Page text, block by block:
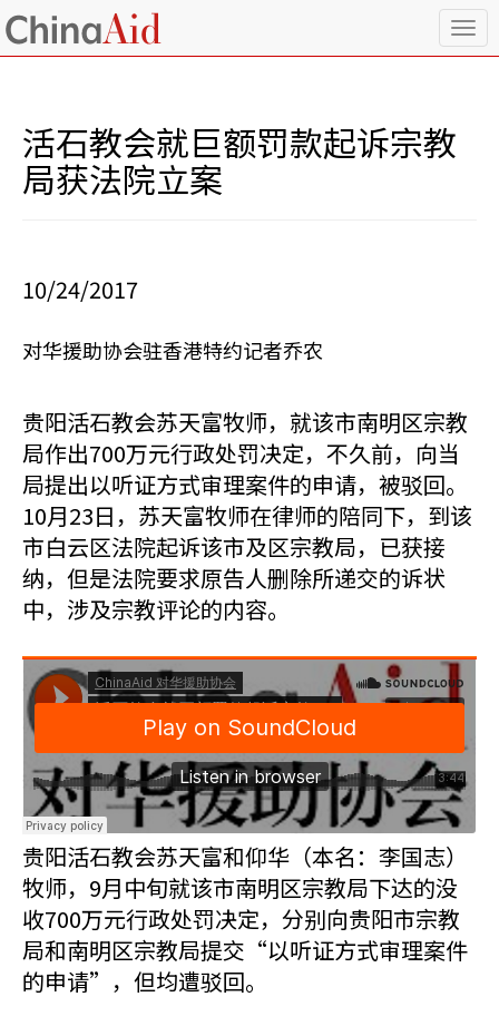
T
o
活石教会就巨额罚款起诉宗教
局获法院立案
10/24/2017
对华援助协会驻香港特约记者乔农
贵阳活石教会苏天富牧师，就该市南明区宗教
局作出700万元行政处罚决定，不久前，向当
局提出以听证方式审理案件的申请，被驳回。
10月23日，苏天富牧师在律师的陪同下，到该
市白云区法院起诉该市及区宗教局，已获接
纳，但是法院要求原告人删除所递交的诉状
中，涉及宗教评论的内容。
贵阳活石教会苏天富和仰华（本名：李国志）
牧师，9月中旬就该市南明区宗教局下达的没
收700万元行政处罚决定，分别向贵阳市宗教
局和南明区宗教局提交“以听证方式审理案件
的申请”，但均遭驳回。